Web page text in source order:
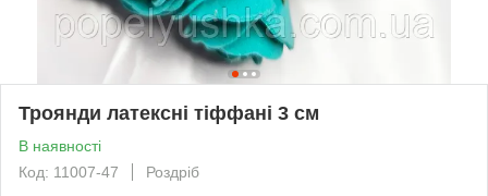
Троянди латексні тіффані 3 см
В наявності
Код: 11007-47
Роздріб